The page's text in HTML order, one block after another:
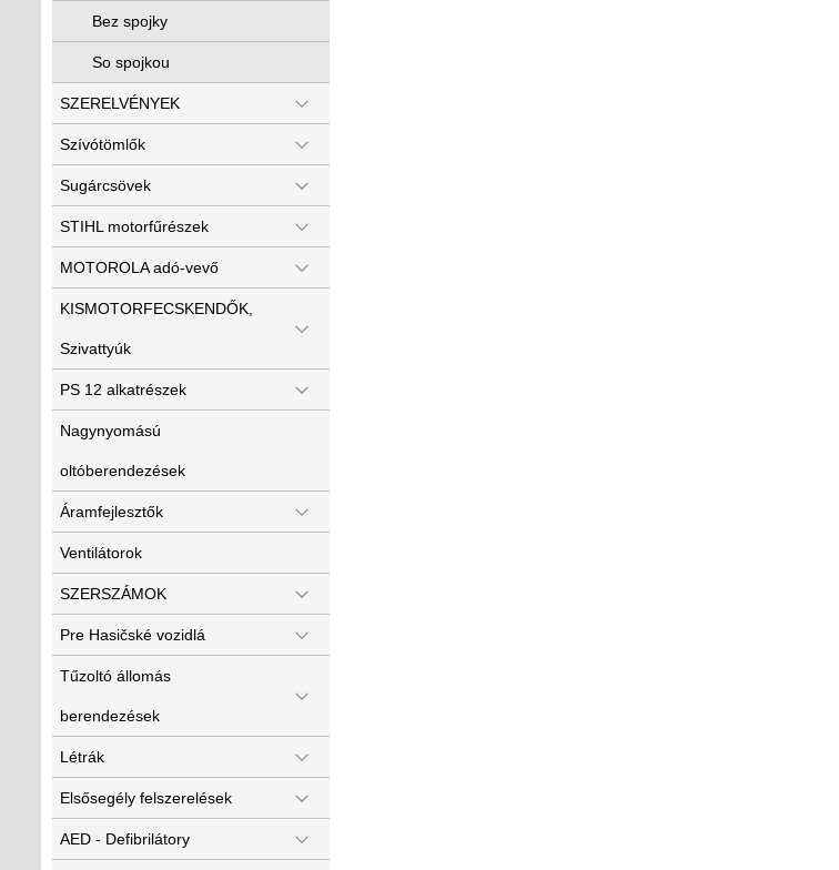
Bez spojky
So spojkou
SZERELVÉNYEK
Szívótömlők
Sugárcsövek
STIHL motorfűrészek
MOTOROLA adó-vevő
KISMOTORFECSKENDŐK,
Szivattyúk
PS 12 alkatrészek
Nagynyomású
oltóberendezések
Áramfejlesztők
Ventilátorok
SZERSZÁMOK
Pre Hasičské vozidlá
Tűzoltó állomás
berendezések
Létrák
Elsősegély felszerelések
AED - Defibrilátory